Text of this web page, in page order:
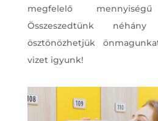
megfelelő
Összeszedtünk
ösztönözhetjük
vizet igyunk!